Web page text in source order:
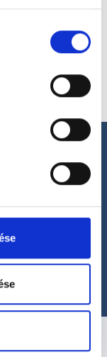
foglaljorvost-